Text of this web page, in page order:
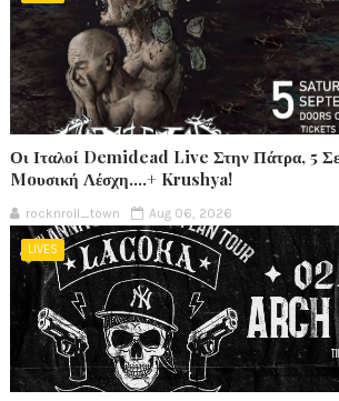
Οι Ιταλοί Demidead Live Στην Πάτρα, 5
Moυσική Λέσχη….+ Krushya!
rocknroll_town Aug 06, 2026
LIVES